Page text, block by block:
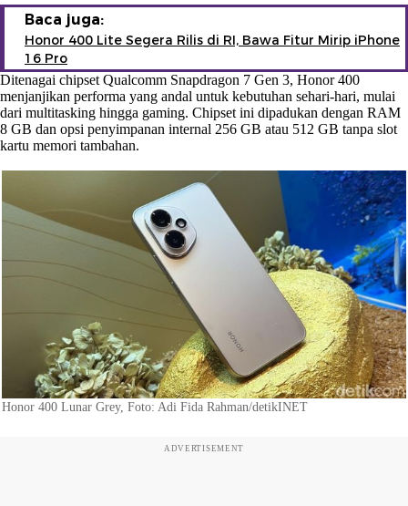
Baca juga:
Honor 400 Lite Segera Rilis di RI, Bawa Fitur Mirip iPhone
16 Pro
Ditenagai chipset Qualcomm Snapdragon 7 Gen 3, Honor 400
menjanjikan performa yang andal untuk kebutuhan sehari-hari, mulai
dari multitasking hingga gaming. Chipset ini dipadukan dengan RAM
8 GB dan opsi penyimpanan internal 256 GB atau 512 GB tanpa slot
kartu memori tambahan.
Honor 400 Lunar Grey, Foto: Adi Fida Rahman/detikINET
ADVERTISEMENT